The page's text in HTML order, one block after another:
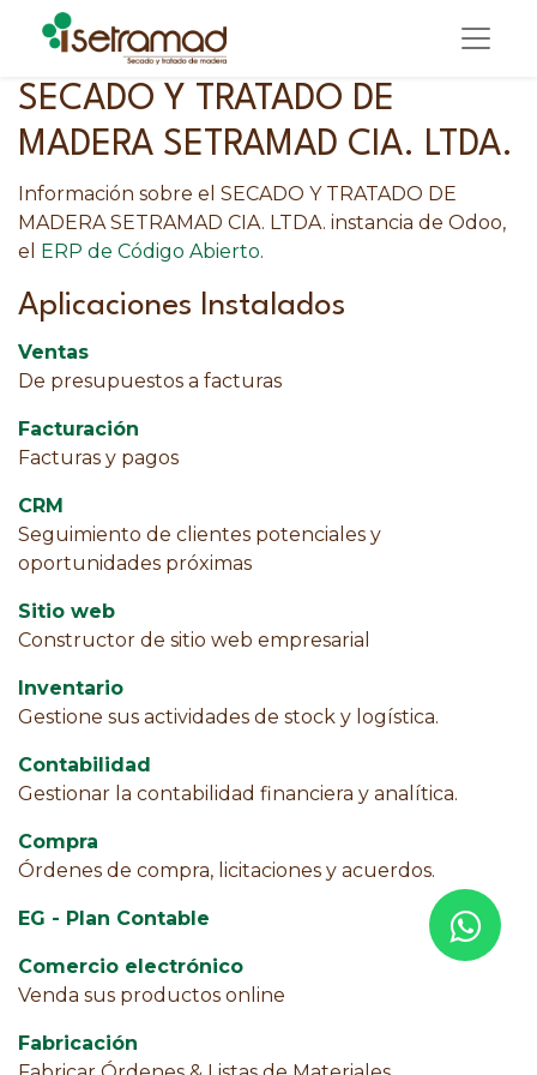
SECADO Y TRATADO DE
MADERA SETRAMAD CIA. LTDA.
Información sobre el SECADO Y TRATADO DE
MADERA SETRAMAD CIA. LTDA. instancia de Odoo,
el ERP de Código Abierto.
Aplicaciones Instalados
Ventas
De presupuestos a facturas
Facturación
Facturas y pagos
CRM
Seguimiento de clientes potenciales y
oportunidades próximas
Sitio web
Constructor de sitio web empresarial
Inventario
Gestione sus actividades de stock y logística.
Contabilidad
Gestionar la contabilidad financiera y analítica.
Compra
Órdenes de compra, licitaciones y acuerdos.
EG - Plan Contable
Comercio electrónico
Venda sus productos online
Fabricación